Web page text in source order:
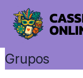
Grupos